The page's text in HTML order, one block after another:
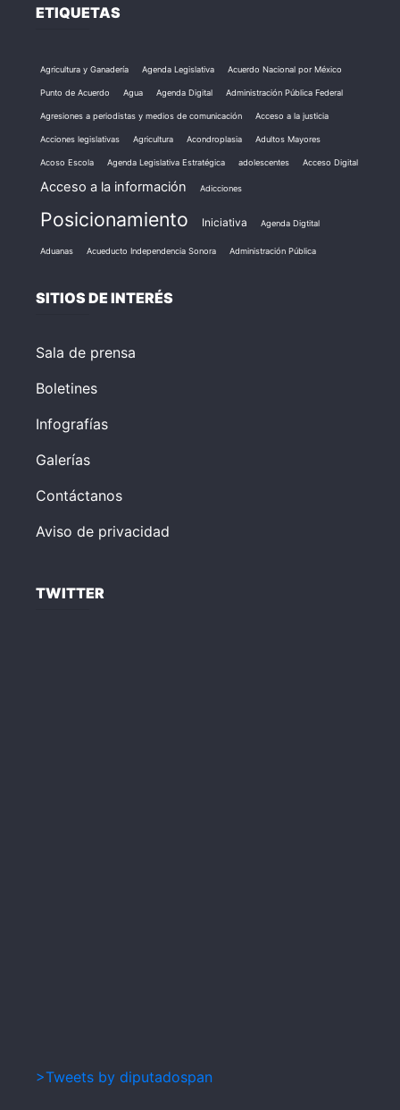
ETIQUETAS
Agricultura y Ganadería Agenda Legislativa Acuerdo Nacional por México
Punto de Acuerdo Agua Agenda Digital Administración Pública Federal
Agresiones a periodistas y medios de comunicación Acceso a la justicia
Acciones legislativas Agricultura Acondroplasia Adultos Mayores
Acoso Escola Agenda Legislativa Estratégica adolescentes Acceso Digital
Acceso a la información Adicciones
Posicionamiento Iniciativa Agenda Digtital
Aduanas Acueducto Independencia Sonora Administración Pública
SITIOS DE INTERÉS
Sala de prensa
Boletines
Infografías
Galerías
Contáctanos
Aviso de privacidad
TWITTER
>Tweets by diputadospan